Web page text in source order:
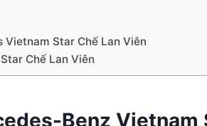
Star Chế Lan Viên
Chế Lan Viên
Benz Vietnam